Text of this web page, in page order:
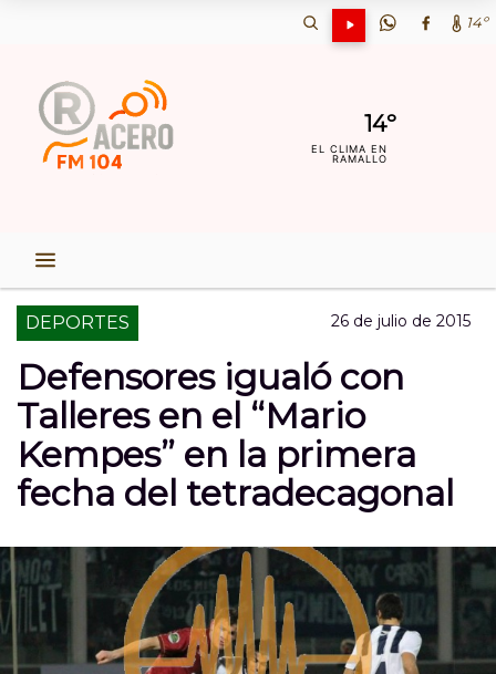
14º
14º
EL CLIMA EN
RAMALLO
DEPORTES 26 de julio de 2015
Defensores igualó con
Talleres en el “Mario
Kempes” en la primera
fecha del tetradecagonal